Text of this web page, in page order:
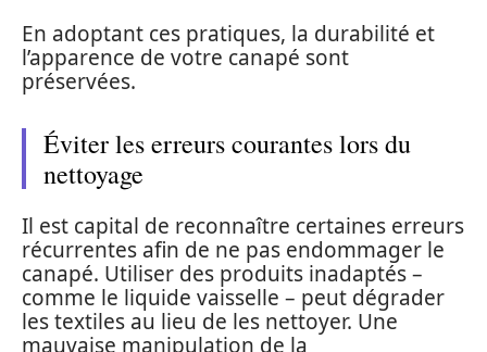
En adoptant ces pratiques, la durabilité et
l’apparence de votre canapé sont
préservées.
Éviter les erreurs courantes lors du
nettoyage
Il est capital de reconnaître certaines erreurs
récurrentes afin de ne pas endommager le
canapé. Utiliser des produits inadaptés –
comme le liquide vaisselle – peut dégrader
les textiles au lieu de les nettoyer. Une
mauvaise manipulation de la